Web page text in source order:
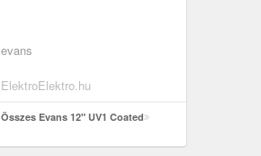
evans
ElektroElektro.hu
Összes Evans 12" UV1 Coated